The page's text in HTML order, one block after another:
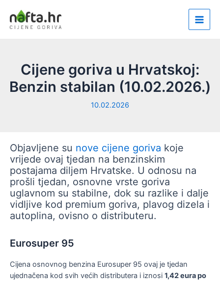
content
Main
Cijene goriva u Hrvatskoj:
Benzin stabilan (10.02.2026.)
10.02.2026
Objavljene su nove cijene goriva koje
vrijede ovaj tjedan na benzinskim
postajama diljem Hrvatske. U odnosu na
prošli tjedan, osnovne vrste goriva
uglavnom su stabilne, dok su razlike i dalje
vidljive kod premium goriva, plavog dizela i
autoplina, ovisno o distributeru.
Eurosuper 95
Cijena osnovnog benzina Eurosuper 95 ovaj je tjedan
ujednačena kod svih većih distributera i iznosi 1,42 eura po